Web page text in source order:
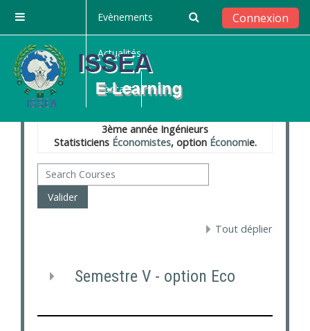
Panneau latéral
Evènements
Actualités
Contact
Connexion
Catégories de cours:
3ème année Ingénieurs
Statisticiens Économistes, option Économie.
Search Courses
Valider
Tout déplier
Semestre V - option Eco